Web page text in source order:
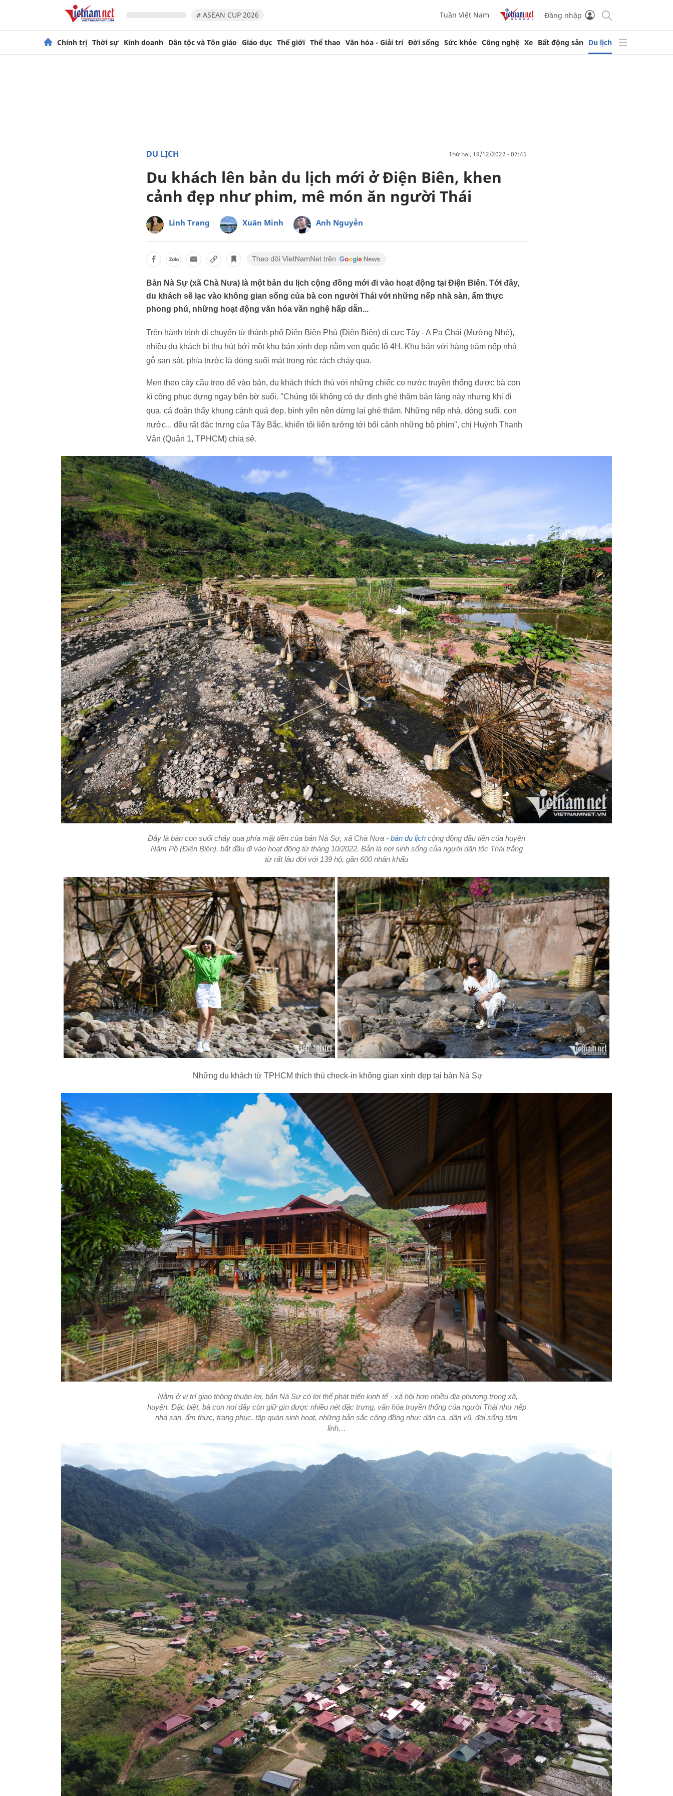
# ASEAN CUP 2026 Tuần Việt Nam Đăng nhập
Chính trị Thời sự Kinh doanh Dân tộc và Tôn giáo Giáo dục Thế giới Thể thao Văn hóa - Giải trí Đời sống Sức khỏe Công nghệ Xe Bất động sản Du lịch
DU LỊCH thứ hai, 19/12/2022 - 07:45
Du khách lên bản du lịch mới ở Điện Biên, khen
cảnh đẹp như phim, mê món ăn người Thái
Linh Trang Xuân Minh Anh Nguyễn
Bản Nà Sự (xã Chà Nưa) là một bản du lịch cộng đồng mới đi vào hoạt động tại Điện Biên. Tới đây,
du khách sẽ lạc vào không gian sống của bà con người Thái với những nếp nhà sàn, ẩm thực
phong phú, những hoạt động văn hóa văn nghệ hấp dẫn...
Trên hành trình di chuyển từ thành phố Điện Biên Phủ (Điện Biên) đi cực Tây - A Pa Chải (Mường Nhé),
nhiều du khách bị thu hút bởi một khu bản xinh đẹp nằm ven quốc lộ 4H. Khu bản với hàng trăm nếp nhà
gỗ san sát, phía trước là dòng suối mát trong róc rách chảy qua.
Men theo cây cầu treo để vào bản, du khách thích thú với những chiếc cọ nước truyền thống được bà con
kì công phục dựng ngay bên bờ suối. "Chúng tôi không có dự định ghé thăm bản làng này nhưng khi đi
qua, cả đoàn thấy khung cảnh quá đẹp, bình yên nên dừng lại ghé thăm. Những nếp nhà, dòng suối, cọn
nước... đều rất đặc trưng của Tây Bắc, khiến tôi liên tưởng tới bối cảnh những bộ phim", chị Huỳnh Thanh
Vân (Quận 1, TPHCM) chia sẻ.
Đây là bản con suối chảy qua phía mặt tiền của bản Nà Sự, xã Chà Nưa - bản du lịch cộng đồng đầu tiên của huyện
Nậm Pồ (Điện Biên), bắt đầu đi vào hoạt động từ tháng 10/2022. Bản là nơi sinh sống của người dân tộc Thái trắng
từ rất lâu đời với 139 hộ, gần 600 nhân khẩu
Những du khách từ TPHCM thích thú check-in không gian xinh đẹp tại bản Nà Sự
Nằm ở vị trí giao thông thuận lợi, bản Nà Sự có lợi thế phát triển kinh tế - xã hội hơn nhiều địa phương trong xã,
huyện. Đặc biệt, bà con nơi đây còn giữ gìn được nhiều nét đặc trưng, văn hóa truyền thống của người Thái như nếp
nhà sàn, ẩm thực, trang phục, tập quán sinh hoạt, những bản sắc cộng đồng như: dân ca, dân vũ, đời sống tâm
linh…